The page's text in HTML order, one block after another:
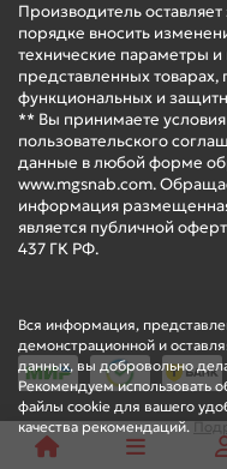
Вся информация,
демонстрационной и
данных, вы добровольно
Рекомендуем использовать
файлы cookie для вашего
качества рекомендаций.
Производитель
порядке вносить
технические параметры и
представленных
функциональных и
** Вы принимаете
пользовательского
данные в любой форме
www.mgsnab.com.
информация
является публичной
437 ГК РФ.